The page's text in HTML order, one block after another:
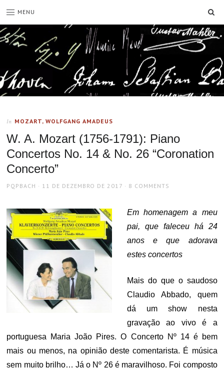
MENU
In MOZART, WOLFGANG AMADEUS
W. A. Mozart (1756-1791): Piano
Concertos No. 14 & No. 26 “Coronation
Concerto”
AUTHOR
PQPBACH
POSTED
11 DE DEZEMBRO DE 2017 8 COMMENTS
Em homenagem a meu
pai, que faleceu há 24
anos e que adorava
estes concertos
Mais do que o saudoso
Claudio Abbado, quem
dá um show nesta
gravação ao vivo é a
portuguesa Maria João Pires. O Concerto Nº 14 é bem
mais ou menos, na opinião deste comentarista. É música
sem muito brilho… Já o Nº 26 é maravilhoso. Foi composto